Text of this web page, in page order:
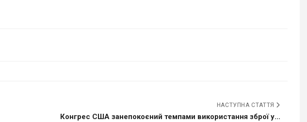
НАСТУПНА СТАТТЯ
Конгрес США занепокоєний темпами використання зброї у...